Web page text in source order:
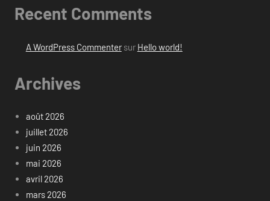
Recent Comments
A WordPress Commentersur Hello world!
Archives
août 2026
juillet 2026
juin 2026
mai 2026
avril 2026
mars 2026